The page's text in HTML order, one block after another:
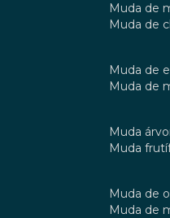
muda de
muda de
muda de
muda de
muda
muda
muda de
muda de